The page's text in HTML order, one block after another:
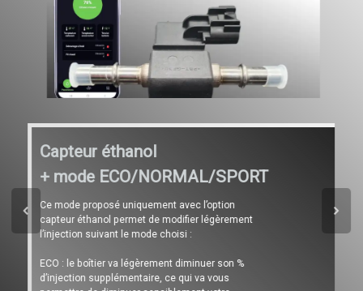
Capteur éthanol
+ mode ECO/NORMAL/SPORT
Ce mode proposé uniquement avec l’option
capteur éthanol permet de modifier légèrement
l’injection suivant le mode choisi :
ECO : le boîtier va légèrement diminuer son %
d’injection supplémentaire, ce qui va vous